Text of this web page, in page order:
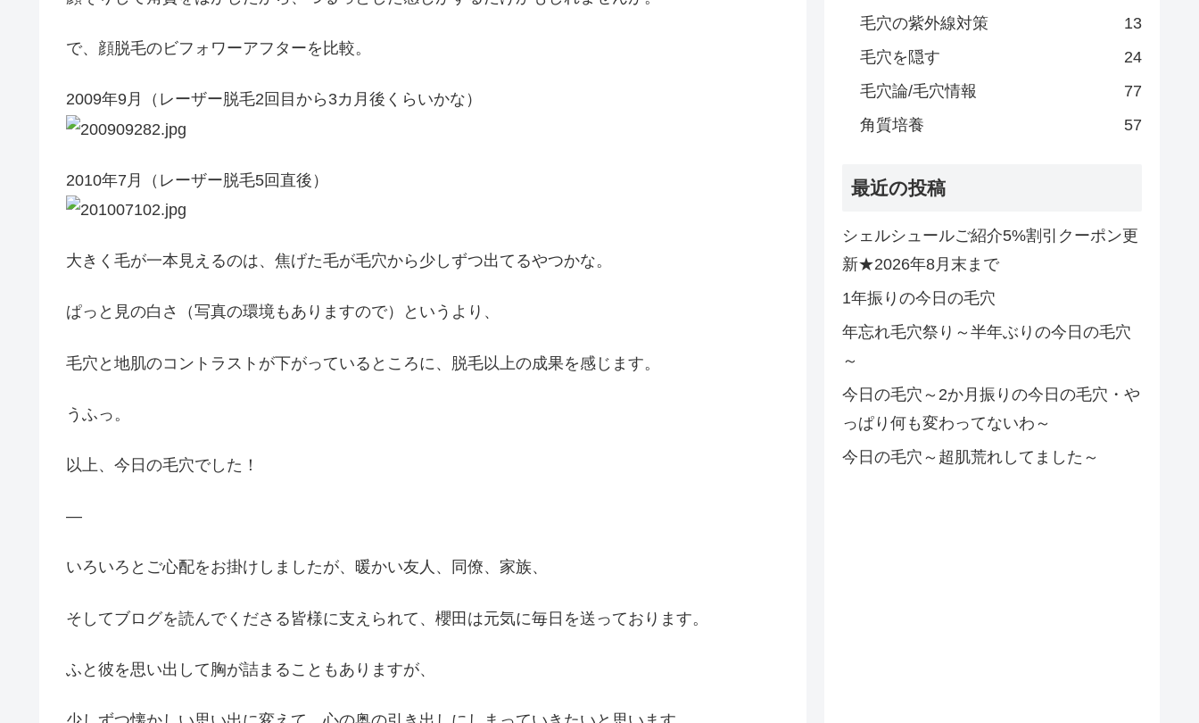
で、顔脱毛のビフォワーアフターを比較。
2009年9月（レーザー脱毛2回目から3カ月後くらいかな）
2010年7月（レーザー脱毛5回直後）
大きく毛が一本見えるのは、焦げた毛が毛穴から少しずつ出てるやつかな。
ぱっと見の白さ（写真の環境もありますので）というより、
毛穴と地肌のコントラストが下がっているところに、脱毛以上の成果を感じます。
うふっ。
以上、今日の毛穴でした！
—
いろいろとご心配をお掛けしましたが、暖かい友人、同僚、家族、
そしてブログを読んでくださる皆様に支えられて、櫻田は元気に毎日を送っております。
ふと彼を思い出して胸が詰まることもありますが、
毛穴の紫外線対策
13
毛穴を隠す
24
毛穴論/毛穴情報
77
角質培養
57
最近の投稿
シェルシュールご紹介5%割引クーポン更
新★2026年8月末まで
1年振りの今日の毛穴
年忘れ毛穴祭り～半年ぶりの今日の毛穴
～
今日の毛穴～2か月振りの今日の毛穴・や
っぱり何も変わってないわ～
今日の毛穴～超肌荒れしてました～